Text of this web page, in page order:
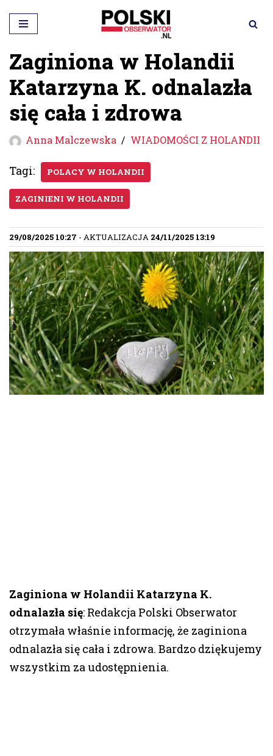
Przejdź
do
treści
Zaginiona w Holandii
Katarzyna K. odnalazła
się cała i zdrowa
Anna Malczewska WIADOMOŚCI Z HOLANDII
Tagi: POLACY W HOLANDII
ZAGINIENI W HOLANDII
29/08/2025 10:27 - AKTUALIZACJA 24/11/2025 13:19
Zaginiona w Holandii Katarzyna K.
odnalazła się: Redakcja Polski Obserwator
otrzymała właśnie informację, że zaginiona
odnalazła się cała i zdrowa. Bardzo dziękujemy
wszystkim za udostępnienia.